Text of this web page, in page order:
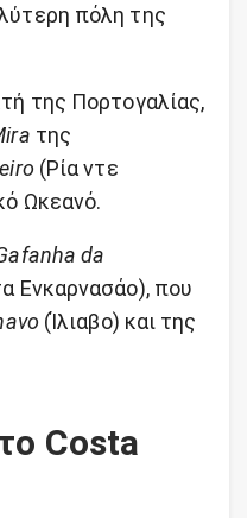
πόλη της
της Πορτογαλίας,
της
(Ρία ντε
Ωκεανό.
da
Ενκαρνασάο), που
(Ίλιαβο) και της
Costa